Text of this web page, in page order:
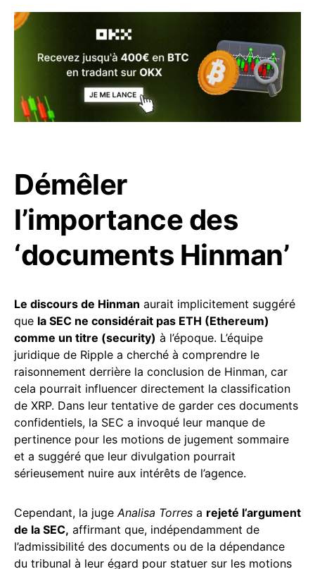
Démêler
l’importance des
‘documents Hinman’
Le discours de Hinman aurait implicitement suggéré
que la SEC ne considérait pas ETH (Ethereum)
comme un titre (security) à l’époque. L’équipe
juridique de Ripple a cherché à comprendre le
raisonnement derrière la conclusion de Hinman, car
cela pourrait influencer directement la classification
de XRP. Dans leur tentative de garder ces documents
confidentiels, la SEC a invoqué leur manque de
pertinence pour les motions de jugement sommaire
et a suggéré que leur divulgation pourrait
sérieusement nuire aux intérêts de l’agence.
Cependant, la jugeAnalisa Torres a rejeté l’argument
de la SEC, affirmant que, indépendamment de
l’admissibilité des documents ou de la dépendance
du tribunal à leur égard pour statuer sur les motions